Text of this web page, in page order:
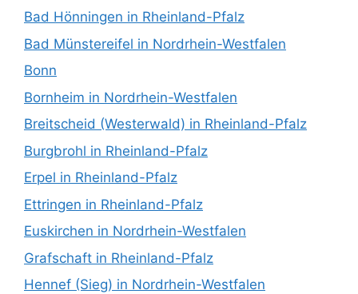
Bad Hönningen in Rheinland-Pfalz
Bad Münstereifel in Nordrhein-Westfalen
Bonn
Bornheim in Nordrhein-Westfalen
Breitscheid (Westerwald) in Rheinland-Pfalz
Burgbrohl in Rheinland-Pfalz
Erpel in Rheinland-Pfalz
Ettringen in Rheinland-Pfalz
Euskirchen in Nordrhein-Westfalen
Grafschaft in Rheinland-Pfalz
Hennef (Sieg) in Nordrhein-Westfalen